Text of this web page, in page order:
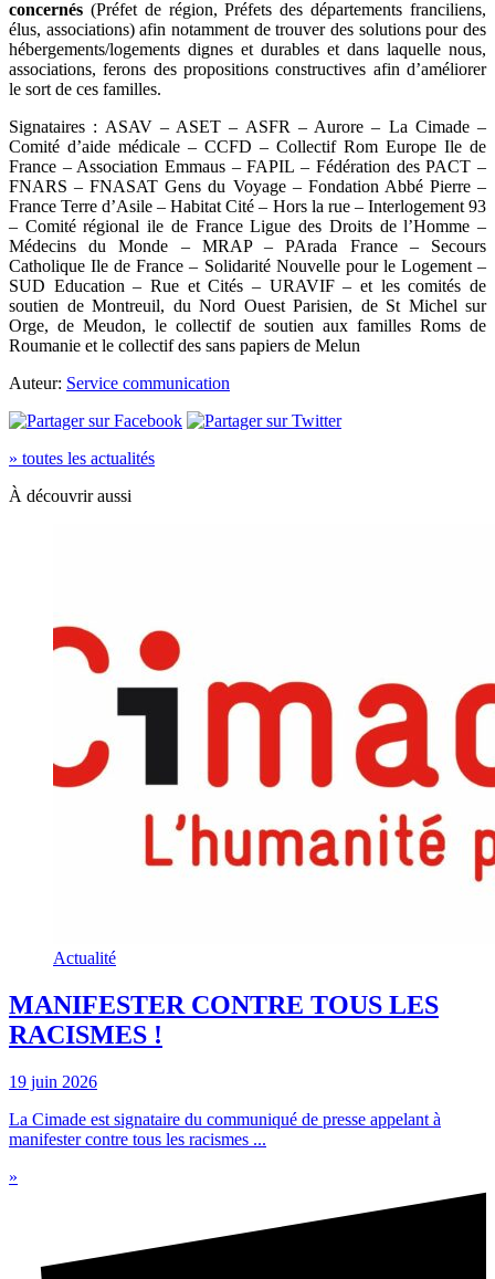
concernés (Préfet de région, Préfets des départements franciliens,
élus, associations) afin notamment de trouver des solutions pour des
hébergements/logements dignes et durables et dans laquelle nous,
associations, ferons des propositions constructives afin d’améliorer
le sort de ces familles.
Signataires : ASAV – ASET – ASFR – Aurore – La Cimade –
Comité d’aide médicale – CCFD – Collectif Rom Europe Ile de
France – Association Emmaus – FAPIL – Fédération des PACT –
FNARS – FNASAT Gens du Voyage – Fondation Abbé Pierre –
France Terre d’Asile – Habitat Cité – Hors la rue – Interlogement 93
– Comité régional ile de France Ligue des Droits de l’Homme –
Médecins du Monde – MRAP – PArada France – Secours
Catholique Ile de France – Solidarité Nouvelle pour le Logement –
SUD Education – Rue et Cités – URAVIF – et les comités de
soutien de Montreuil, du Nord Ouest Parisien, de St Michel sur
Orge, de Meudon, le collectif de soutien aux familles Roms de
Roumanie et le collectif des sans papiers de Melun
Auteur: Service communication
» toutes les actualités
À découvrir aussi
Actualité
MANIFESTER CONTRE TOUS LES
RACISMES !
19 juin 2026
La Cimade est signataire du communiqué de presse appelant à
manifester contre tous les racismes ...
»